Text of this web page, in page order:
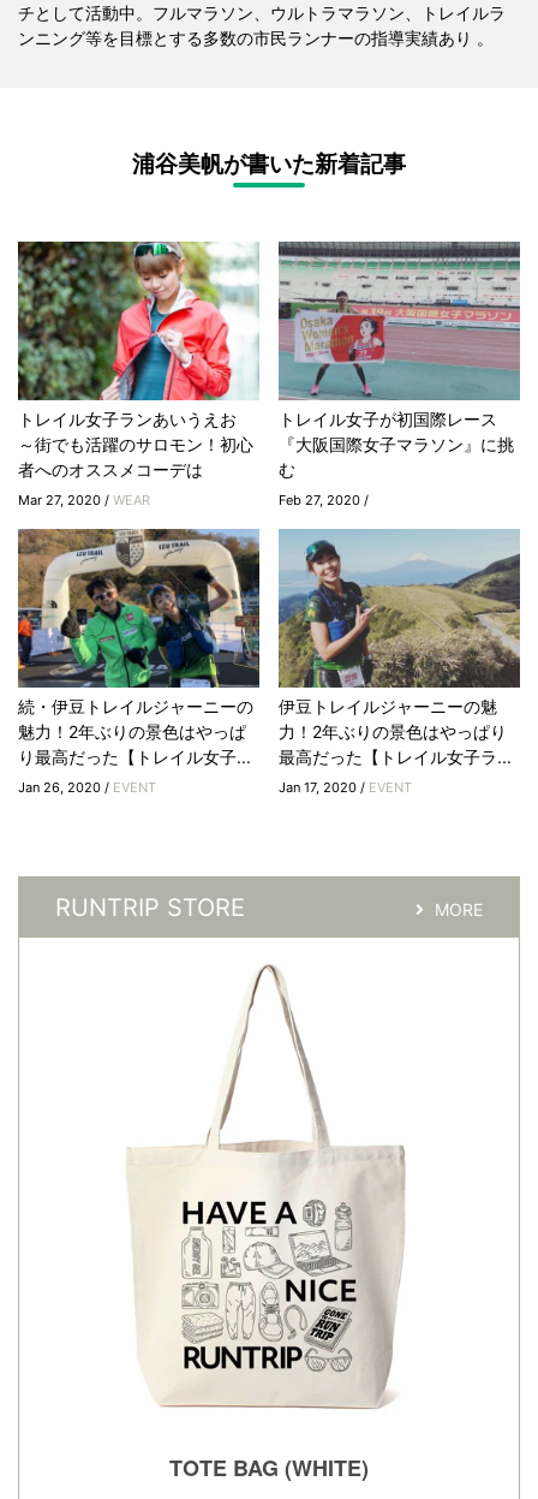
チとして活動中。フルマラソン、ウルトラマラソン、トレイルラ
ンニング等を目標とする多数の市民ランナーの指導実績あり 。
浦谷美帆が書いた新着記事
トレイル女子ランあいうえお
～街でも活躍のサロモン！初心
者へのオススメコーデは
Mar 27, 2020 / WEAR
トレイル女子が初国際レース
『大阪国際女子マラソン』に挑
む
Feb 27, 2020 /
続・伊豆トレイルジャーニーの
魅力！2年ぶりの景色はやっぱ
り最高だった【トレイル女子...
Jan 26, 2020 / EVENT
伊豆トレイルジャーニーの魅
力！2年ぶりの景色はやっぱり
最高だった【トレイル女子ラ...
Jan 17, 2020 / EVENT
RUNTRIP STORE MORE